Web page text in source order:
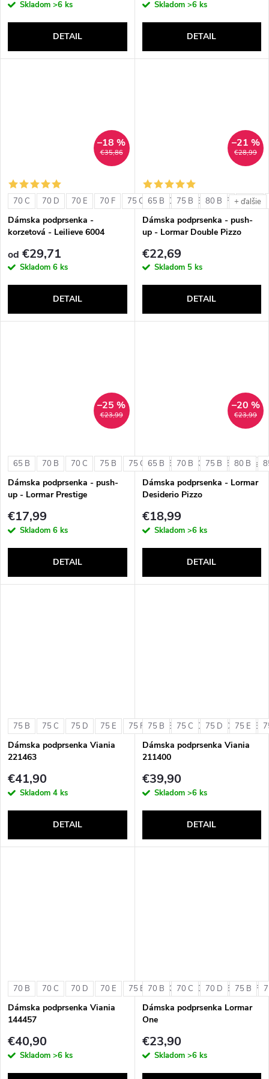
Skladom >6 ks
DETAIL
Skladom >6 ks
DETAIL
€35,86
–18 %
70 C 70 D 70 E 70 F 75 C 75 D 75 E 75 F 80 C
Dámska podprsenka -
korzetová - Leilieve 6004
od €29,71
Skladom 6 ks
DETAIL
€28,99
–21 %
65 B 75 B 80 B + ďalšie
Dámska podprsenka - push-
up - Lormar Double Pizzo
€22,69
Skladom 5 ks
DETAIL
€23,99
–25 %
65 B 70 B 70 C 75 B 75 C 80 B 80 C 85 B +
Dámska podprsenka - push-
up - Lormar Prestige
€17,99
Skladom 6 ks
DETAIL
€23,99
–20 %
65 B 70 B 75 B 80 B
Dámska podprsenka - Lormar
Desiderio Pizzo
€18,99
Skladom >6 ks
DETAIL
75 B 75 C 75 D 75 E 75 F 80 B 80 C 80 D 80 E
Dámska podprsenka Viania
221463
€41,90
Skladom 4 ks
DETAIL
75 B 75 C 75 D 75 E
Dámska podprsenka Viania
211400
€39,90
Skladom >6 ks
DETAIL
70 B 70 C 70 D 70 E 75 B 75 C 75 D 75 E 75 F
Dámska podprsenka Viania
144457
€40,90
Skladom >6 ks
70 B 70 C 70 D 75 B
Dámska podprsenka Lormar
One
€23,90
Skladom >6 ks